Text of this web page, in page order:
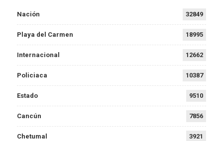
Nación 32849
Playa del Carmen 18995
Internacional 12662
Policiaca 10387
Estado 9510
Cancún 7856
Chetumal 3921